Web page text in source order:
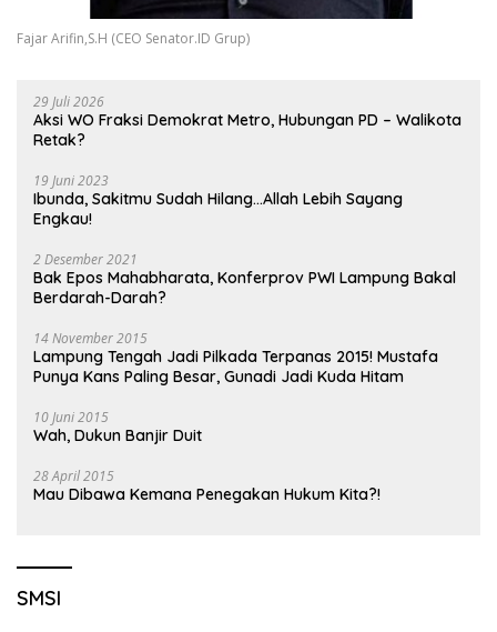
Fajar Arifin,S.H (CEO Senator.ID Grup)
29 Juli 2026
Aksi WO Fraksi Demokrat Metro, Hubungan PD – Walikota
Retak?
19 Juni 2023
Ibunda, Sakitmu Sudah Hilang…Allah Lebih Sayang
Engkau!
2 Desember 2021
Bak Epos Mahabharata, Konferprov PWI Lampung Bakal
Berdarah-Darah?
14 November 2015
Lampung Tengah Jadi Pilkada Terpanas 2015! Mustafa
Punya Kans Paling Besar, Gunadi Jadi Kuda Hitam
10 Juni 2015
Wah, Dukun Banjir Duit
28 April 2015
Mau Dibawa Kemana Penegakan Hukum Kita?!
SMSI